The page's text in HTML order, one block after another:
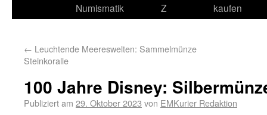
Numismatik
Z
kaufen
← Leuchtende Meereswelten: Sammelmünze
Steinkoralle
100 Jahre Disney:
Publiziert am 29. Oktober 2023 von EMKurier Redaktion